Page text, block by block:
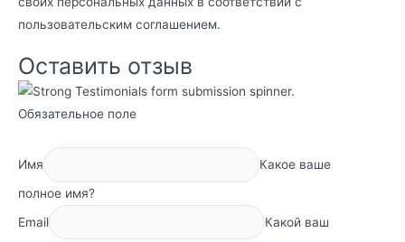
пользовательским соглашением.
Оставить отзыв
Обязательное поле
Имя
Какое ваше
полное имя?
Email
Какой ваш